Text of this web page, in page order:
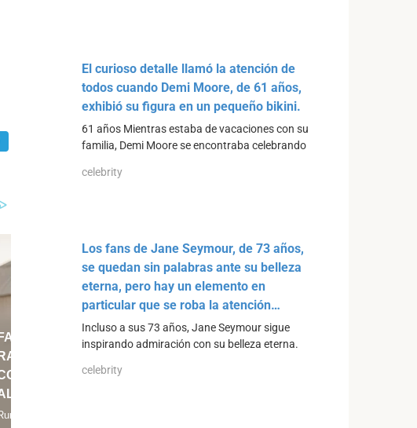
El curioso detalle llamó la atención de
todos cuando Demi Moore, de 61 años,
exhibió su figura en un pequeño bikini.
61 años Mientras estaba de vacaciones con su
familia, Demi Moore se encontraba celebrando
celebrity
Los fans de Jane Seymour, de 73 años,
se quedan sin palabras ante su belleza
eterna, pero hay un elemento en
particular que se roba la atención…
Incluso a sus 73 años, Jane Seymour sigue
inspirando admiración con su belleza eterna.
celebrity